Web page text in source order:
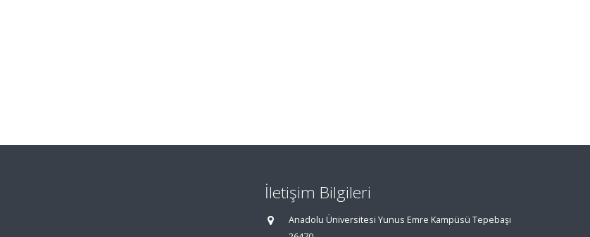
İletişim Bilgileri
Anadolu Üniversitesi Yunus Emre Kampüsü Tepebaşı